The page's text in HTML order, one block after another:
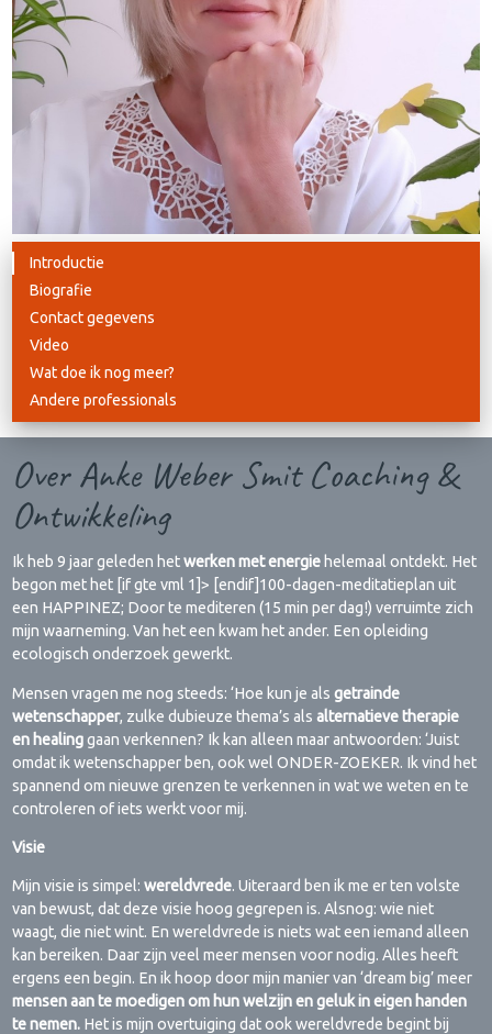
Introductie
Biografie
Contact gegevens
Video
Wat doe ik nog meer?
Andere professionals
Over Anke Weber Smit Coaching &
Ontwikkeling
Ik heb 9 jaar geleden hetwerken met energie helemaal ontdekt. Het
begon met het [if gte vml 1]> [endif]100-dagen-meditatieplan uit
een HAPPINEZ; Door te mediteren (15 min per dag!) verruimte zich
mijn waarneming. Van het een kwam het ander. Een opleiding
ecologisch onderzoek gewerkt.
Mensen vragen me nog steeds: ‘Hoe kun je alsgetrainde
wetenschapper, zulke dubieuze thema’s als alternatieve therapie
en healinggaan verkennen? Ik kan alleen maar antwoorden: ‘Juist
omdat ik wetenschapper ben, ook wel ONDER-ZOEKER. Ik vind het
spannend om nieuwe grenzen te verkennen in wat we weten en te
controleren of iets werkt voor mij.
Visie
Mijn visie is simpel:wereldvrede. Uiteraard ben ik me er ten volste
van bewust, dat deze visie hoog gegrepen is. Alsnog: wie niet
waagt, die niet wint. En wereldvrede is niets wat een iemand alleen
kan bereiken. Daar zijn veel meer mensen voor nodig. Alles heeft
ergens een begin. En ik hoop door mijn manier van ‘dream big’ meer
mensen aan te moedigen om hun welzijn en geluk in eigen handen
te nemen. Het is mijn overtuiging dat ook wereldvrede begint bij